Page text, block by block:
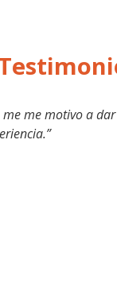
me me motivo a